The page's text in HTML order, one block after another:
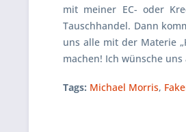
mit meiner EC- oder
Tauschhandel. Dann
uns alle mit der Materie
machen! Ich wünsche
Tags: Michael Morris,